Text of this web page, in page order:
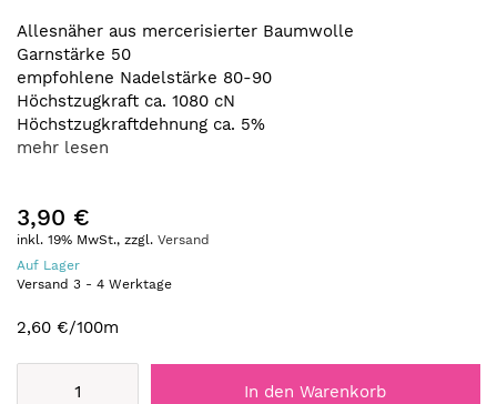
springen
Allesnäher aus mercerisierter Baumwolle
Garnstärke 50
empfohlene Nadelstärke 80-90
Höchstzugkraft ca. 1080 cN
Höchstzugkraftdehnung ca. 5%
mehr lesen
3,90 €
inkl. 19% MwSt., zzgl. Versand
Auf Lager
Versand 3 - 4 Werktage
2,60 €/100m
In den Warenkorb